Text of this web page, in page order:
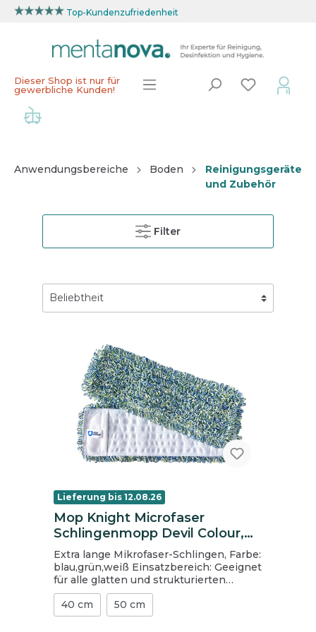
Top-Kundenzufriedenheit
Dieser Shop ist nur für
gewerbliche Kunden!
Anwendungsbereiche Boden
Reinigungsgeräte
und Zubehör
Filter
Lieferung bis 12.08.26
Mop Knight Microfaser
Schlingenmopp Devil Colour,
40 cm
Extra lange Mikrofaser-Schlingen, Farbe:
blau,grün,weiß Einsatzbereich: Geeignet
für alle glatten und strukturierten
Böden, wie Granit, Struktur-Laminat,
Noppenböden, etc. Hervorragendes
Preis-/Leistungsverhältnis. Bewährte
40 cm 50 cm